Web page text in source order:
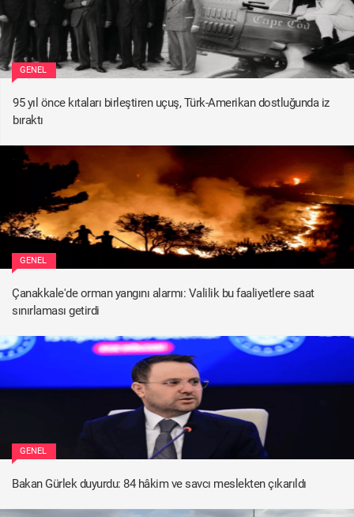
GENEL
95 yıl önce kıtaları birleştiren uçuş, Türk-Amerikan dostluğunda iz
bıraktı
GENEL
Çanakkale'de orman yangını alarmı: Valilik bu faaliyetlere saat
sınırlaması getirdi
GENEL
Bakan Gürlek duyurdu: 84 hâkim ve savcı meslekten çıkarıldı